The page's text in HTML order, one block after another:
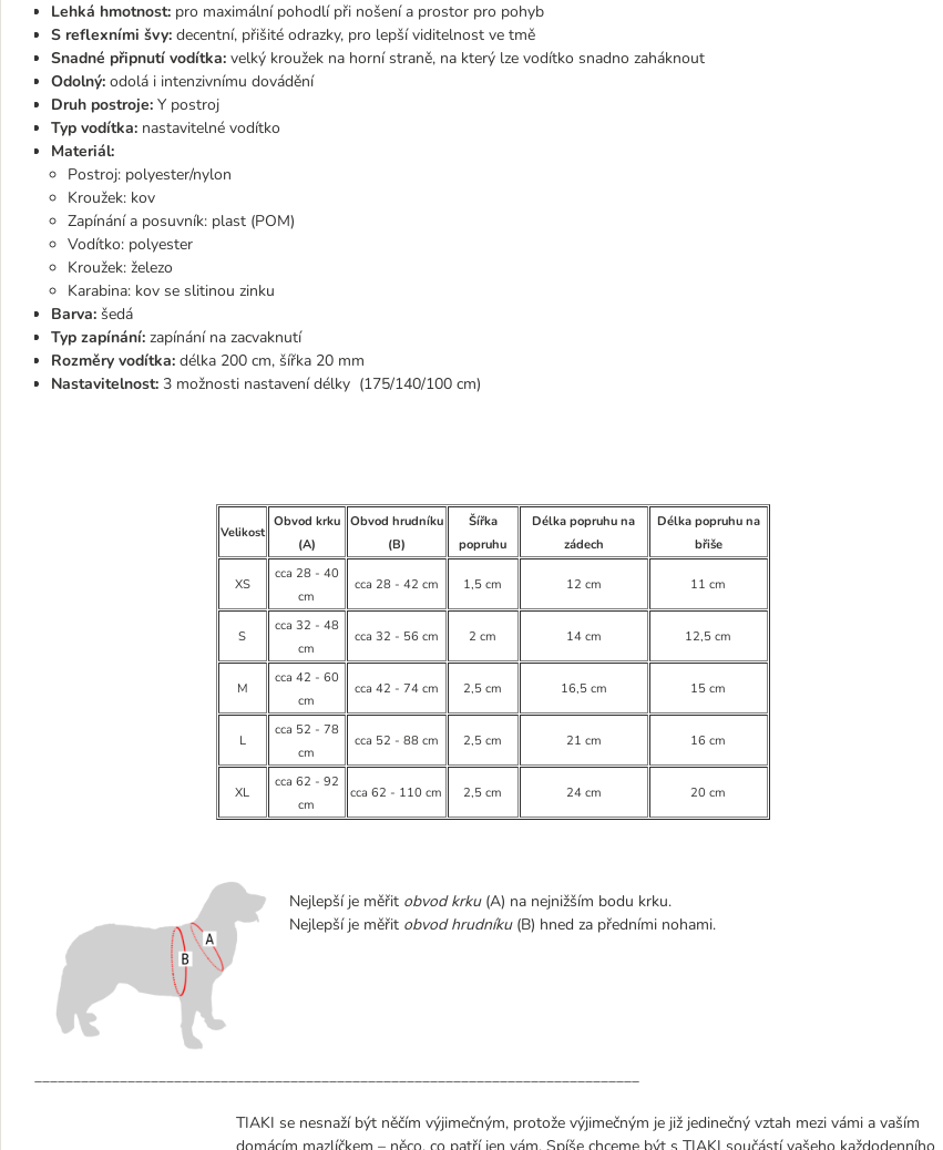
Lehká hmotnost: pro maximální pohodlí při nošení a prostor pro pohyb
S reflexními švy: decentní, přišité odrazky, pro lepší viditelnost ve tmě
Snadné připnutí vodítka: velký kroužek na horní straně, na který lze vodítko snadno zaháknout
Odolný: odolá i intenzivnímu dovádění
Druh postroje: Y postroj
Typ vodítka: nastavitelné vodítko
Materiál:
Postroj: polyester/nylon
Kroužek: kov
Zapínání a posuvník: plast (POM)
Vodítko: polyester
Kroužek: železo
Karabina: kov se slitinou zinku
Barva: šedá
Typ zapínání: zapínání na zacvaknutí
Rozměry vodítka: délka 200 cm, šířka 20 mm
Nastavitelnost: 3 možnosti nastavení délky (175/140/100 cm)
Velikost
Obvod krku
(A)
Obvod hrudníku
(B)
Šířka
popruhu
Délka popruhu na
zádech
Délka popruhu na
břiše
XS
cca 28 - 40
cm
cca 28 - 42 cm 1,5 cm 12 cm 11 cm
S
cca 32 - 48
cm
cca 32 - 56 cm 2 cm 14 cm 12,5 cm
M
cca 42 - 60
cm
cca 42 - 74 cm 2,5 cm 16,5 cm 15 cm
L
cca 52 - 78
cm
cca 52 - 88 cm 2,5 cm 21 cm 16 cm
XL
cca 62 - 92
cm
cca 62 - 110 cm 2,5 cm 24 cm 20 cm
Nejlepší je měřit obvod krku(A) na nejnižším bodu krku.
Nejlepší je měřit obvod hrudníku(B) hned za předními nohami.
______________________________________________________________________________
TIAKI se nesnaží být něčím výjimečným, protože výjimečným je již jedinečný vztah mezi vámi a vaším